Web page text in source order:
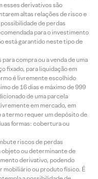
esses derivativos são
altas relações de risco e
de perdas
para o investimento
está garantido neste tipo de
compra ou a venda de uma
fixado, para liquidação em
é livremente escolhido
de 16 dias e máximo de 999
de uma parcela
em mercado, em
termo requer um depósito de
formas: cobertura ou
riscos de perdas
ou determinante de
derivativo, podendo
mobiliário ou produto físico. É